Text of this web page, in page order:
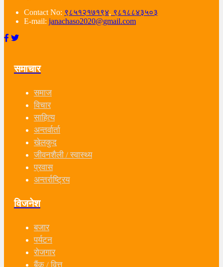
Contact No: ९८५१२१७१९४, ९८१८८४३५०३
E-mail: janachaso2020@gmail.com
समाचार
समाज
विचार
साहित्य
अन्तर्वार्ता
खेलकुद
जीवनशैली / स्वास्थ्य
प्रवास
अन्तर्राष्ट्रिय
विजनेश
बजार
पर्यटन
रोजगार
बैंक / वित्त